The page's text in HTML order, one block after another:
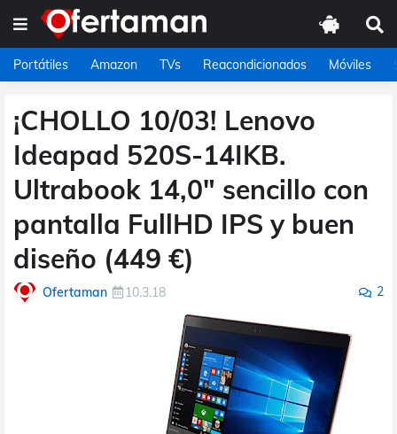
Portátiles Amazon TVs Reacondicionados Móviles
¡CHOLLO 10/03! Lenovo
Ideapad 520S-14IKB.
Ultrabook 14,0" sencillo con
pantalla FullHD IPS y buen
diseño (449 €)
Ofertaman 10.3.18 2